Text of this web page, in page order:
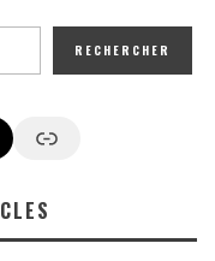
RECHERCHER
Google News